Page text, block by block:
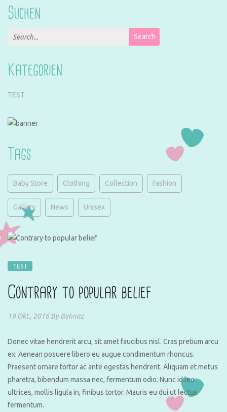
Suchen
Search for: Search
Kategorien
TEST
Tags
Baby Store Clothing Collection Fashion
Gallery News Unisex
TEST
Contrary to popular belief
19 Okt., 2016 ByBehnaz
Donec vitae hendrerit arcu, sit amet faucibus nisl. Cras pretium arcu
ex. Aenean posuere libero eu augue condimentum rhoncus.
Praesent ornare tortor ac ante egestas hendrerit. Aliquam et metus
pharetra, bibendum massa nec, fermentum odio. Nunc id leo
ultrices, mollis ligula in, finibus tortor. Mauris eu dui ut lectus
fermentum.